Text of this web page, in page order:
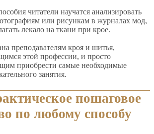
читатели научатся анализировать
или рисункам в журналах мод,
лекало на ткани при крое.
преподавателям кроя и шитья,
этой профессии, и просто
приобрести самые необходимые
занятия.
пошаговое
по любому способу